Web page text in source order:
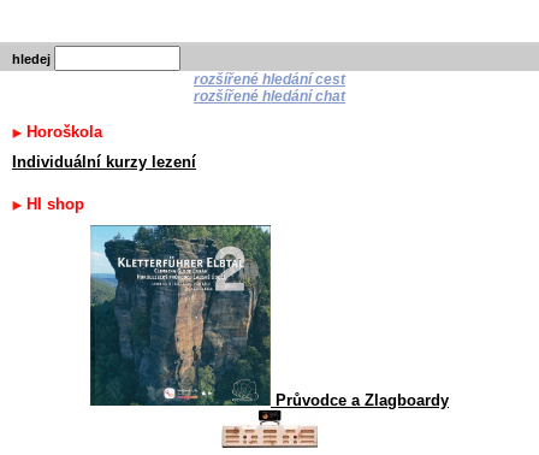
hledej
rozšířené hledání cest
rozšířené hledání chat
Horoškola
Individuální kurzy lezení
HI shop
Průvodce a Zlagboardy